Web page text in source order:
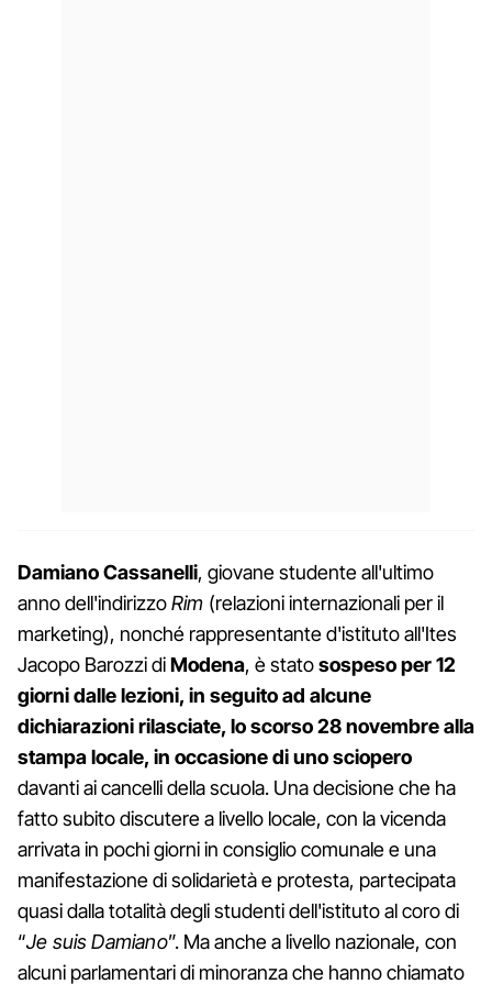
Damiano Cassanelli, giovane studente all'ultimo
anno dell'indirizzoRim (relazioni internazionali per il
marketing), nonché rappresentante d'istituto all'Ites
Jacopo Barozzi diModena, è statosospeso per 12
giornidalle lezioni, in seguito ad alcune
dichiarazioni rilasciate, lo scorso 28 novembre alla
stampa locale, in occasione di uno sciopero
davanti ai cancelli della scuola. Una decisione che ha
fatto subito discutere a livello locale, con la vicenda
arrivata in pochi giorni in consiglio comunale e una
manifestazione di solidarietà e protesta, partecipata
quasi dalla totalità degli studenti dell'istituto al coro di
“Je suis Damiano”. Ma anche a livello nazionale, con
alcuni parlamentari di minoranza che hanno chiamato